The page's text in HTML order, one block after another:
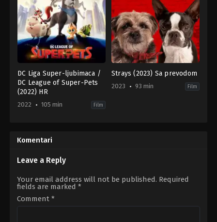
DC Liga Super-ljubimaca /
DC League of Super-Pets
(2022) HR
2022 105 min Film
US
2022-
27
Strays (2023) Sa prevodom
2023 93 min Film
Komentari
Leave a Reply
Your email address will not be published. Required
fields are marked *
Comment *